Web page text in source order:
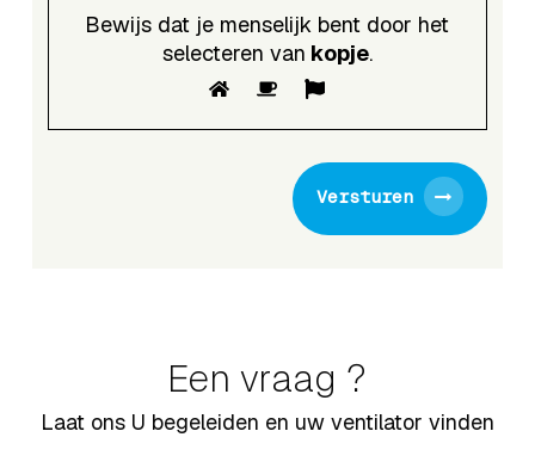
Bewijs dat je menselijk bent door het
selecteren van kopje.
Versturen
Een vraag ?
Laat ons U begeleiden en uw ventilator vinden